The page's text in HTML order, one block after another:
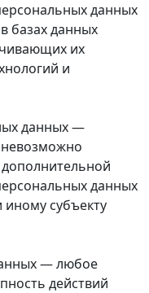
данных
базах данных
их
и
данных —
невозможно
данных
субъекту
— любое
действий